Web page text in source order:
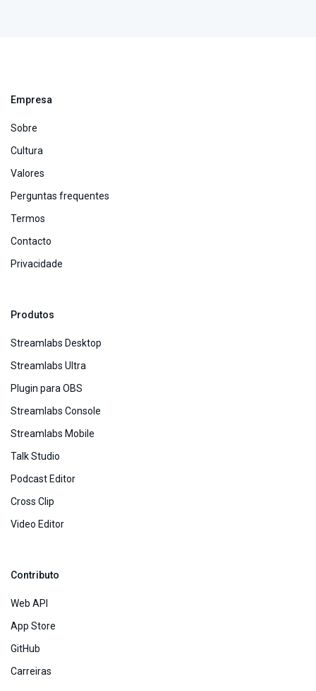
Empresa
Sobre
Cultura
Valores
Perguntas frequentes
Termos
Contacto
Privacidade
Produtos
Streamlabs Desktop
Streamlabs Ultra
Plugin para OBS
Streamlabs Console
Streamlabs Mobile
Talk Studio
Podcast Editor
Cross Clip
Video Editor
Contributo
Web API
App Store
GitHub
Carreiras